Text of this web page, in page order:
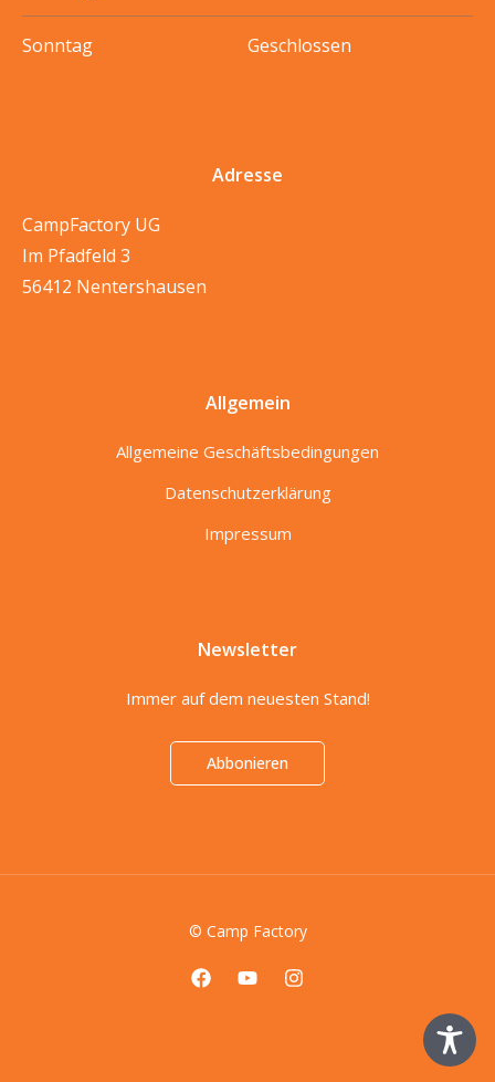
Sonntag Geschlossen
Adresse
CampFactory UG
Im Pfadfeld 3
56412 Nentershausen
Allgemein
Allgemeine Geschäftsbedingungen
Datenschutzerklärung
Impressum
Newsletter
Immer auf dem neuesten Stand!
Abbonieren
© Camp Factory